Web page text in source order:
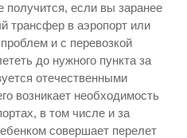
получится, если вы заранее
трансфер в аэропорт или
и с перевозкой
до нужного пункта за
отечественными
возникает необходимость
в том числе и за
совершает перелет